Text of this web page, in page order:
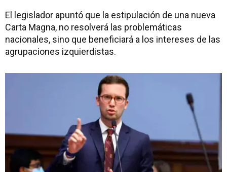
El legislador apuntó que la estipulación de una nueva
Carta Magna, no resolverá las problemáticas
nacionales, sino que beneficiará a los intereses de las
agrupaciones izquierdistas.